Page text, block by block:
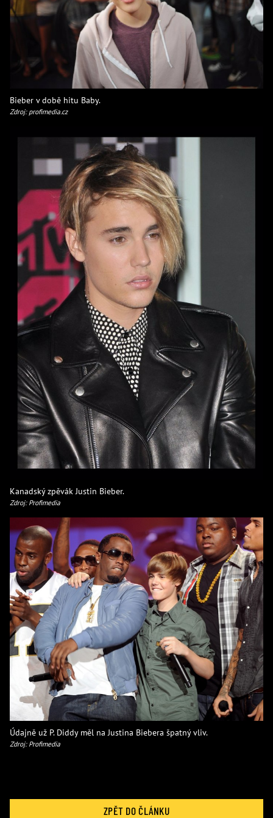
Bieber v době hitu Baby.
Zdroj: profimedia.cz
Kanadský zpěvák Justin Bieber.
Zdroj: Profimedia
Údajně už P. Diddy měl na Justina Biebera špatný vliv.
Zdroj: Profimedia
ZPĚT DO ČLÁNKU